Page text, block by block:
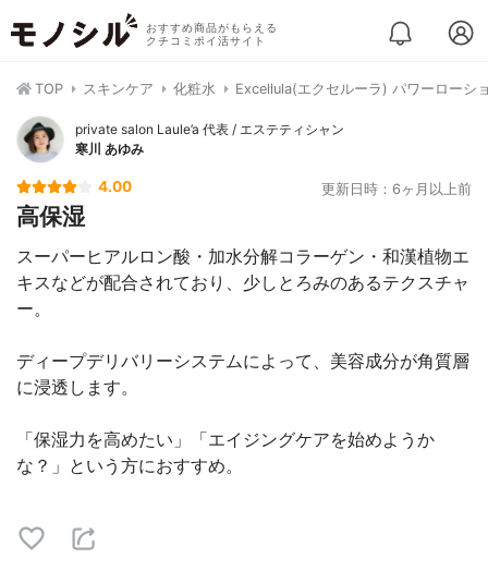
おすすめ商品がもらえる
クチコミポイ活サイト
TOP スキンケア 化粧水 Excellula(エクセルーラ) パワーローシ
private salon Laule’a 代表 / エステティシャン
寒川 あゆみ
4.00 更新日時：6ヶ月以上前
高保湿
スーパーヒアルロン酸・加水分解コラーゲン・和漢植物エ
キスなどが配合されており、少しとろみのあるテクスチャ
ー。
ディープデリバリーシステムによって、美容成分が角質層
に浸透します。
「保湿力を高めたい」「エイジングケアを始めようか
な？」という方におすすめ。